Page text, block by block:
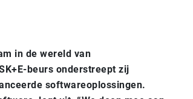
in de wereld van
beurs onderstreept zij
softwareoplossingen.